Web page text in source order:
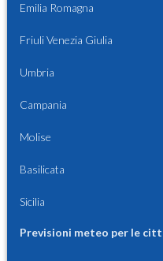
Emilia Romagna
Friuli Venezia Giulia
Umbria
Campania
Molise
Basilicata
Sicilia
Previsioni meteo per le